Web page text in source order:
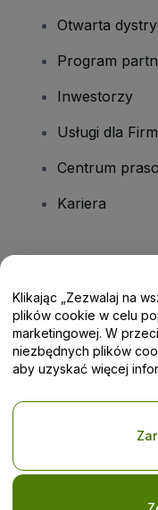
Otwarta
Program
Inwestorzy
Usługi dla Firm
Centrum
Kariera
Centrum
Korzystanie z tej strony
Polityki
Prośba o
Klikając „Zezwalaj na
plików cookie w celu
marketingowej. W
niezbędnych plików
aby uzyskać więcej